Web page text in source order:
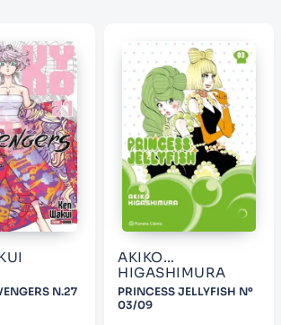
N.27
AKIKO
HIGASHIMURA
PRINCESS JELLYFISH Nº
03/09